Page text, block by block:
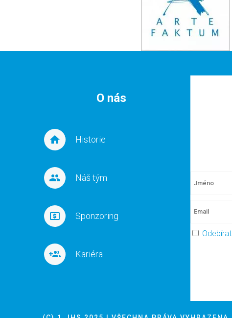
O nás
Historie
Náš tým
Sponzoring
Kariéra
Odebírat